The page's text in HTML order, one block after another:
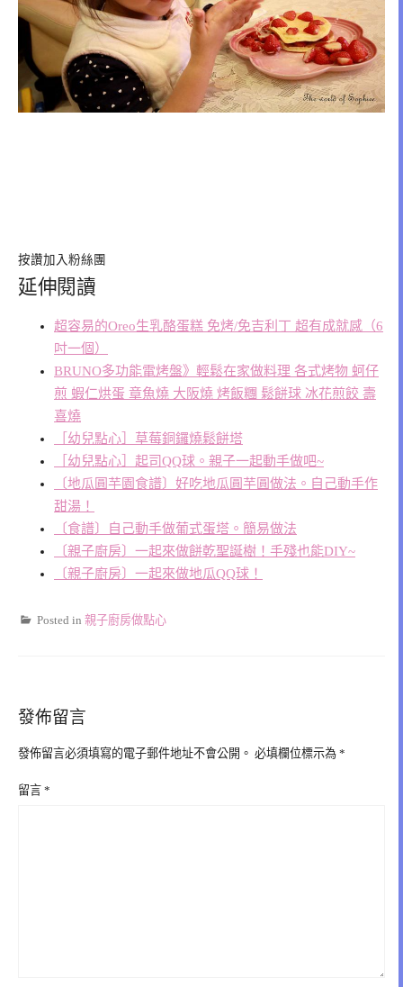
按讚加入粉絲團
延伸閱讀
超容易的Oreo生乳酪蛋糕 免烤/免吉利丁 超有成就感（6
吋一個）
BRUNO多功能電烤盤》輕鬆在家做料理 各式烤物 蚵仔
煎 蝦仁烘蛋 章魚燒 大阪燒 烤飯糰 鬆餅球 冰花煎餃 壽
喜燒
［幼兒點心］草莓銅鑼燒鬆餅塔
［幼兒點心］起司QQ球。親子一起動手做吧~
〔地瓜圓芋園食譜〕好吃地瓜圓芋圓做法。自己動手作
甜湯！
〔食譜〕自己動手做葡式蛋塔。簡易做法
〔親子廚房〕一起來做餅乾聖誕樹！手殘也能DIY~
〔親子廚房〕一起來做地瓜QQ球！
Posted in 親子廚房做點心
發佈留言
發佈留言必須填寫的電子郵件地址不會公開。 必填欄位標示為 *
留言 *